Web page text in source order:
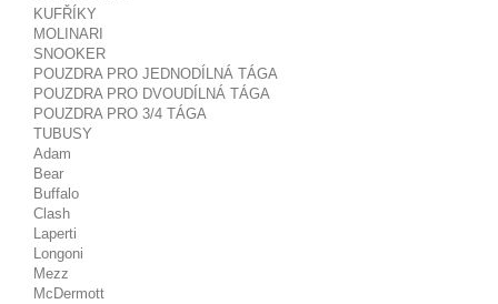
KUFŘÍKY
MOLINARI
SNOOKER
POUZDRA PRO JEDNODÍLNÁ TÁGA
POUZDRA PRO DVOUDÍLNÁ TÁGA
POUZDRA PRO 3/4 TÁGA
TUBUSY
Adam
Bear
Buffalo
Clash
Laperti
Longoni
Mezz
McDermott